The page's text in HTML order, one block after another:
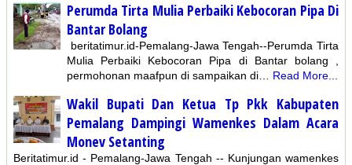
Perumda Tirta Mulia Perbaiki Kebocoran Pipa Di
Bantar Bolang
beritatimur.id-Pemalang-Jawa Tengah--Perumda Tirta
Mulia Perbaiki Kebocoran Pipa di Bantar bolang ,
permohonan maafpun di sampaikan di… Read More...
Wakil Bupati Dan Ketua Tp Pkk Kabupaten
Pemalang Dampingi Wamenkes Dalam Acara
Monev Setanting
Beritatimur.id - Pemalang-Jawa Tengah -- Kunjungan wamenkes